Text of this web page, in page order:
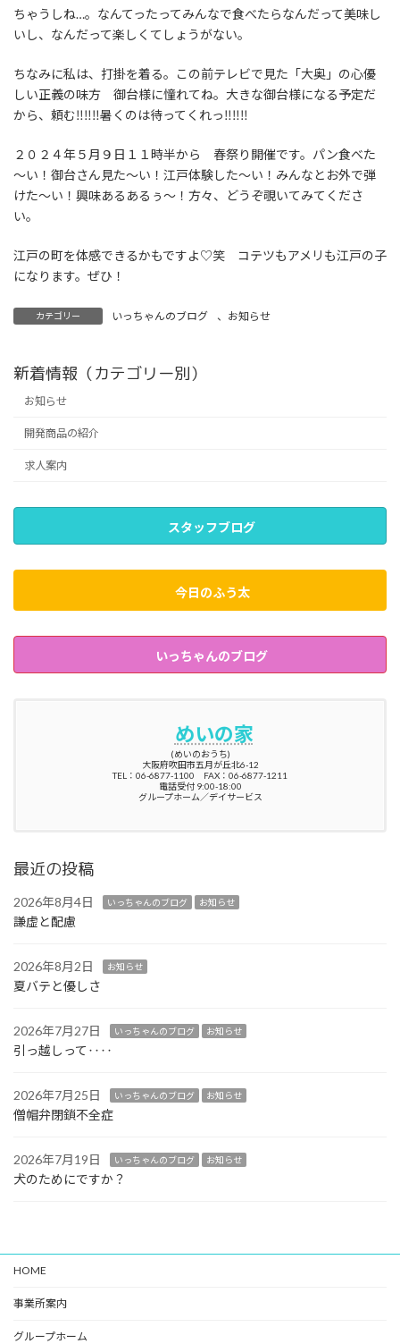
ちゃうしね…。なんてったってみんなで食べたらなんだって美味し
いし、なんだって楽しくてしょうがない。
ちなみに私は、打掛を着る。この前テレビで見た「大奥」の心優
しい正義の味方 御台様に憧れてね。大きな御台様になる予定だ
から、頼む‼‼‼暑くのは待ってくれっ‼‼‼
２０２４年５月９日１１時半から 春祭り開催です。パン食べた
～い！御台さん見た～い！江戸体験した～い！みんなとお外で弾
けた～い！興味あるあるぅ～！方々、どうぞ覗いてみてくださ
い。
江戸の町を体感できるかもですよ♡笑 コテツもアメリも江戸の子
になります。ぜひ！
カテゴリー いっちゃんのブログ 、 お知らせ
新着情報（カテゴリー別）
お知らせ
開発商品の紹介
求人案内
スタッフブログ
今日のふう太
いっちゃんのブログ
めいの家
(めいのおうち)
大阪府吹田市五月が丘北6-12
TEL：06-6877-1100 FAX：06-6877-1211
電話受付 9:00-18:00
グループホーム／デイサービス
最近の投稿
2026年8月4日 いっちゃんのブログ お知らせ
謙虚と配慮
2026年8月2日 お知らせ
夏バテと優しさ
2026年7月27日 いっちゃんのブログ お知らせ
引っ越しって‥‥
2026年7月25日 いっちゃんのブログ お知らせ
僧帽弁閉鎖不全症
2026年7月19日 いっちゃんのブログ お知らせ
犬のためにですか？
HOME
事業所案内
グループホーム